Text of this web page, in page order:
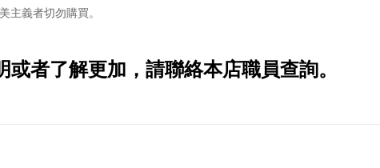
主義者切勿購買。
者了解更加，請聯絡本店職員查詢。